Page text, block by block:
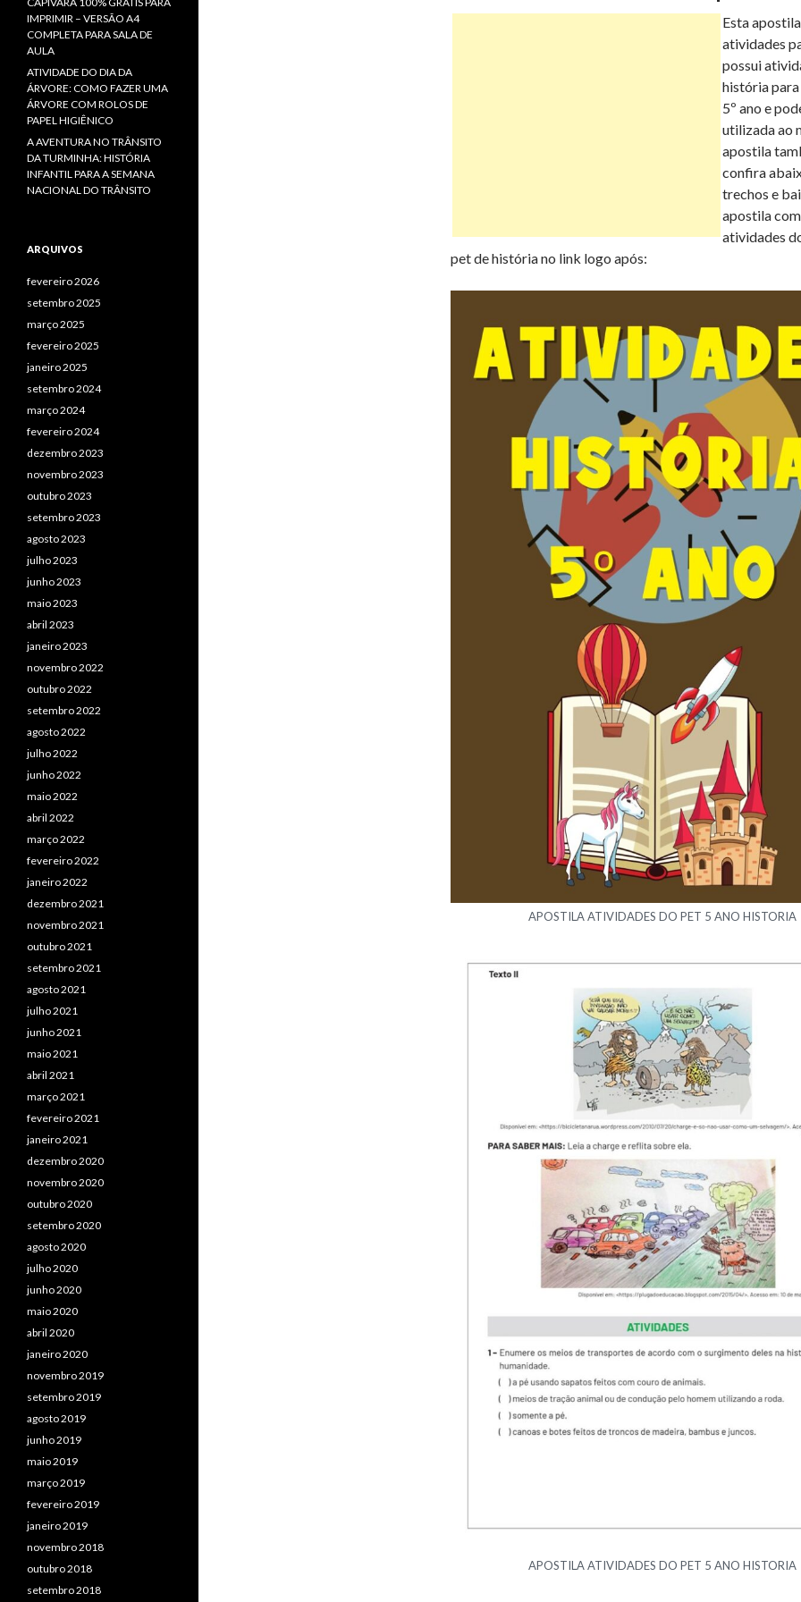
t
s
e
n
g
e
Esta
atividades
possui
história
5º ano e
utilizada ao
apostila
confira
trechos e
apostila
atividades
pet de história no link logo após:
APOSTILA ATIVIDADES DO PET 5 ANO HISTORIA
APOSTILA ATIVIDADES DO PET 5 ANO HISTORIA
IMPRIMIR – VERSÃO A4
COMPLETA PARA SALA DE
AULA
ATIVIDADE DO DIA DA
ÁRVORE: COMO FAZER UMA
ÁRVORE COM ROLOS DE
PAPEL HIGIÊNICO
A AVENTURA NO TRÂNSITO
DA TURMINHA: HISTÓRIA
INFANTIL PARA A SEMANA
NACIONAL DO TRÂNSITO
ARQUIVOS
fevereiro 2026
setembro 2025
março 2025
fevereiro 2025
janeiro 2025
setembro 2024
março 2024
fevereiro 2024
dezembro 2023
novembro 2023
outubro 2023
setembro 2023
agosto 2023
julho 2023
junho 2023
maio 2023
abril 2023
janeiro 2023
novembro 2022
outubro 2022
setembro 2022
agosto 2022
julho 2022
junho 2022
maio 2022
abril 2022
março 2022
fevereiro 2022
janeiro 2022
dezembro 2021
novembro 2021
outubro 2021
setembro 2021
agosto 2021
julho 2021
junho 2021
maio 2021
abril 2021
março 2021
fevereiro 2021
janeiro 2021
dezembro 2020
novembro 2020
outubro 2020
setembro 2020
agosto 2020
julho 2020
junho 2020
maio 2020
abril 2020
janeiro 2020
novembro 2019
setembro 2019
agosto 2019
junho 2019
maio 2019
março 2019
fevereiro 2019
janeiro 2019
novembro 2018
outubro 2018
setembro 2018